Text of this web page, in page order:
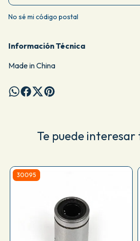
No sé mi código postal
Información Técnica
Made in China
Te puede
30095